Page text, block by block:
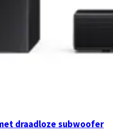
draadloze subwoofer